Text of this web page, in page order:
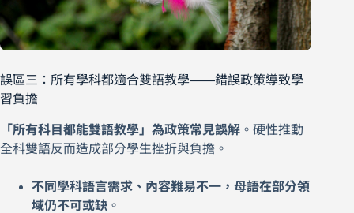
誤區三：所有學科都適合雙語教學——錯誤政策導致學
習負擔
「所有科目都能雙語教學」為政策常見誤解 。硬性推動
全科雙語反而造成部分學生挫折與負擔。
不同學科語言需求、內容難易不一，母語在部分領
域仍不可或缺 。